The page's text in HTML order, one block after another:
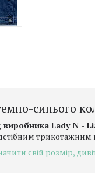
синього
виробника Lady N -
свій розмір,